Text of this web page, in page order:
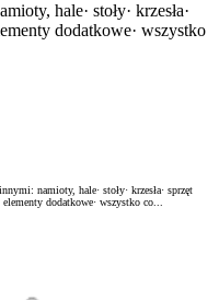
hale· stoły· krzesła·
dodatkowe· wszystko
namioty, hale· stoły· krzesła· sprzęt
elementy dodatkowe· wszystko co...